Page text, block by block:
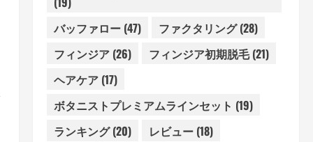
バッファロー(47) ファクタリング(28)
フィンジア(26) フィンジア初期脱毛(21)
ヘアケア(17)
ボタニストプレミアムラインセット (19)
ランキング(20) レビュー(18)